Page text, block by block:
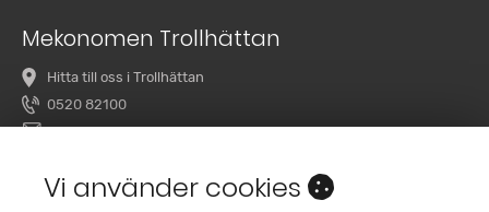
Mekonomen Trollhättan
Hitta till oss i Trollhättan
0520 82100
overby@mekonomenbilverkstad.se
Vi använder cookies